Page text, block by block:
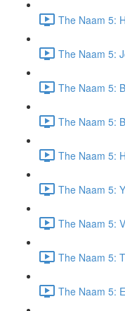
The Naam 5:
The Naam 5:
The Naam 5:
The Naam 5:
The Naam 5:
The Naam 5:
The Naam 5:
The Naam 5:
The Naam 5: